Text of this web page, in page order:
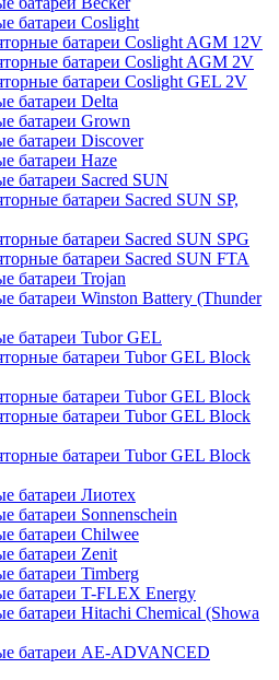
батареи Coslight
батареи Coslight AGM 12V
батареи Coslight AGM 2V
батареи Coslight GEL 2V
батареи Delta
батареи Grown
батареи Discover
батареи Haze
батареи Sacred SUN
батареи Sacred SUN SP,
батареи Sacred SUN SPG
батареи Sacred SUN FTA
батареи Trojan
батареи Winston Battery (Thunder
батареи Tubor GEL
батареи Tubor GEL Block
батареи Tubor GEL Block
батареи Tubor GEL Block
батареи Tubor GEL Block
батареи Лиотех
батареи Sonnenschein
батареи Chilwee
батареи Zenit
батареи Timberg
батареи T-FLEX Energy
батареи Hitachi Chemical (Showa
батареи АЕ-ADVANCED